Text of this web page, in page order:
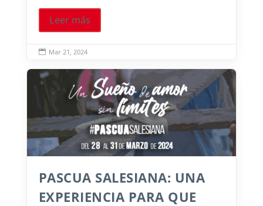
Leer más
 Mar 21, 2024
PASCUA SALESIANA: UNA
EXPERIENCIA PARA QUE